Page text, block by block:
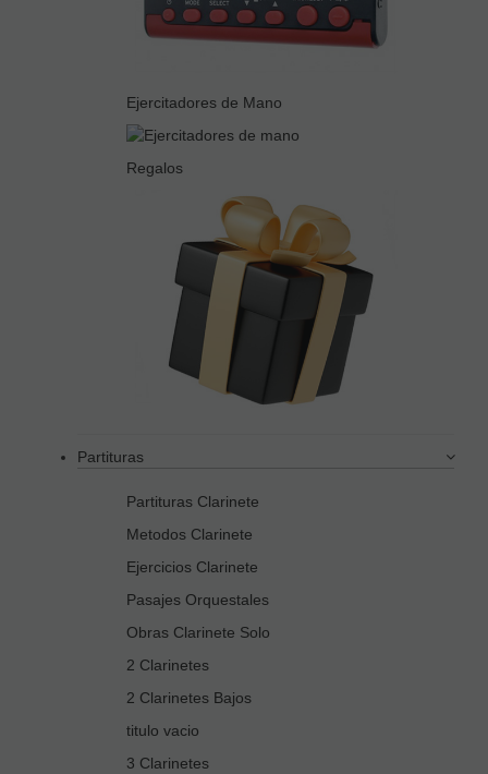
Ejercitadores de Mano
Regalos
Partituras
Partituras Clarinete
Metodos Clarinete
Ejercicios Clarinete
Pasajes Orquestales
Obras Clarinete Solo
2 Clarinetes
2 Clarinetes Bajos
titulo vacio
3 Clarinetes